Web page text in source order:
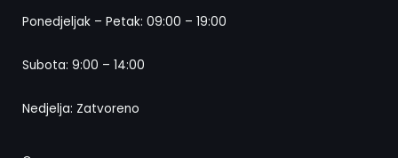
Ponedjeljak – Petak: 09:00 – 19:00
Subota: 9:00 – 14:00
Nedjelja: Zatvoreno